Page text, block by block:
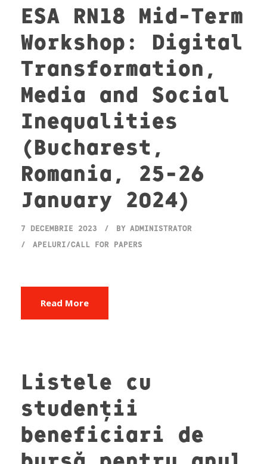
ESA RN18 Mid-Term
Workshop: Digital
Transformation,
Media and Social
Inequalities
(Bucharest,
Romania, 25-26
January 2024)
7 DECEMBRIE 2023 BY ADMINISTRATOR
APELURI/CALL FOR PAPERS
Read More
Listele cu
studenții
beneficiari de